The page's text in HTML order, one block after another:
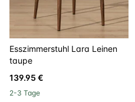
Esszimmerstuhl Lara Leinen
taupe
139.95 €
2-3 Tage